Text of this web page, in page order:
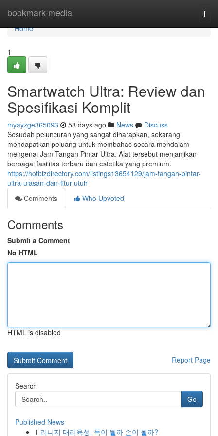
bookmark-media
Home
Home
1
Smartwatch Ultra: Review dan
Spesifikasi Komplit
myayzge365093 58 days ago News
Discuss
Sesudah peluncuran yang sangat diharapkan, sekarang
mendapatkan peluang untuk membahas secara mendalam
mengenai Jam Tangan Pintar Ultra. Alat tersebut menjanjikan
berbagai fasilitas terbaru dan estetika yang premium.
https://hotbizdirectory.com/listings13654129/jam-tangan-pintar-
ultra-ulasan-dan-fitur-utuh
Comments
Who Upvoted
Comments
Submit a Comment
No HTML
HTML is disabled
Report Page
Search
Go
Published News
1 리니지 대리육성, 득이 될까 손이 될까?